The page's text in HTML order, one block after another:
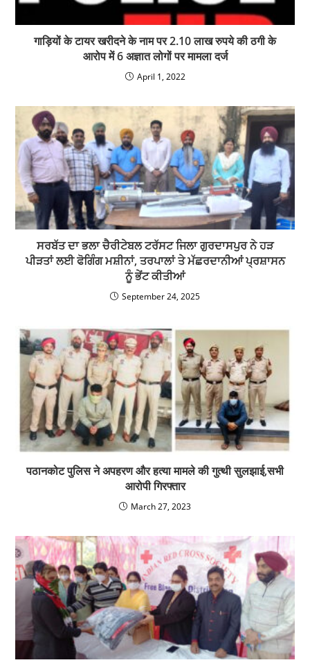
April 1, 2022
ਸਰਬੱਤ ਦਾ ਭਲਾ ਚੈਰੀਟੇਬਲ ਟਰੱਸਟ ਜਿਲਾ ਗੁਰਦਾਸਪੁਰ ਨੇ ਹੜ
ਪੀੜਤਾਂ ਲਈ ਫੋਗਿੰਗ ਮਸ਼ੀਨਾਂ, ਤਰਪਾਲਾਂ ਤੇ ਮੱਛਰਦਾਨੀਆਂ ਪ੍ਰਸ਼ਾਸਨ
ਨੂੰ ਭੇਂਟ ਕੀਤੀਆਂ
September 24, 2025
पठानकोट पुलिस ने अपहरण और हत्या मामले की गुत्थी सुलझाई,सभी
आरोपी गिरफ्तार
March 27, 2023
ਜ਼ਿਲ੍ਹਾ ਰੈੱਡ ਕਰਾਸ ਸੁਸਾਇਟੀ ਵਲੋਂ ਗੁਰਦਾਸਪੁਰ ਦੇ ਸਲੱਮ ਏਰੀਆਂ
‘ਚ…
December 7, 2021